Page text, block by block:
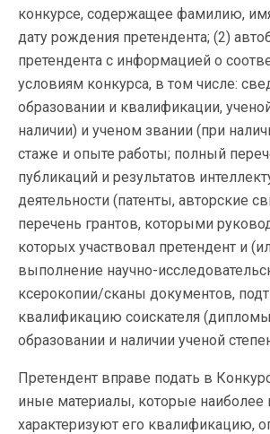
конкурсе, содержащее фамилию,
дату рождения претендента; (2)
претендента с информацией о
условиям конкурса, в том числе:
образовании и квалификации,
наличии) и ученом звании (при
стаже и опыте работы; полный
публикаций и результатов
деятельности (патенты, авторские
перечень грантов, которыми
которых участвовал претендент и
выполнение научно-
ксерокопии/сканы документов,
квалификацию соискателя
образовании и наличии ученой
Претендент вправе подать в
иные материалы, которые наиболее
характеризуют его квалификацию,